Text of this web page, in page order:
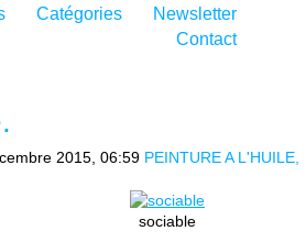
Catégories
Newsletter
Contact
2015, 06:59 PEINTURE A L'HUILE
sociable